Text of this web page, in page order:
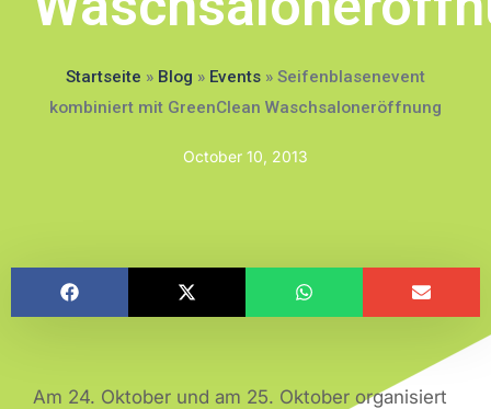
Startseite » Blog » Events » Seifenblasenevent
kombiniert mit GreenClean Waschsaloneröffnung
October 10, 2013
Am 24. Oktober und am 25. Oktober organisiert